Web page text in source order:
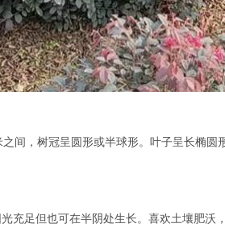
间，树冠呈圆形或半球形。叶子呈长椭圆
充足但也可在半阴处生长。喜欢土壤肥沃